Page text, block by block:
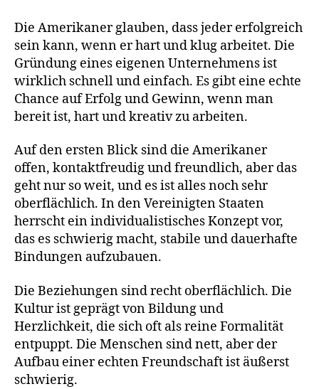
Die Amerikaner glauben, dass jeder erfolgreich
sein kann, wenn er hart und klug arbeitet. Die
Gründung eines eigenen Unternehmens ist
wirklich schnell und einfach. Es gibt eine echte
Chance auf Erfolg und Gewinn, wenn man
bereit ist, hart und kreativ zu arbeiten.
Auf den ersten Blick sind die Amerikaner
offen, kontaktfreudig und freundlich, aber das
geht nur so weit, und es ist alles noch sehr
oberflächlich. In den Vereinigten Staaten
herrscht ein individualistisches Konzept vor,
das es schwierig macht, stabile und dauerhafte
Bindungen aufzubauen.
Die Beziehungen sind recht oberflächlich. Die
Kultur ist geprägt von Bildung und
Herzlichkeit, die sich oft als reine Formalität
entpuppt. Die Menschen sind nett, aber der
Aufbau einer echten Freundschaft ist äußerst
schwierig.